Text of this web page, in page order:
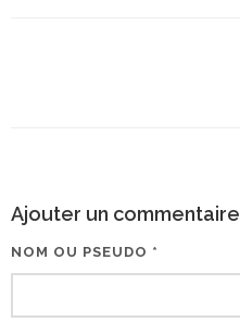
Ajouter un commentaire
NOM OU PSEUDO *